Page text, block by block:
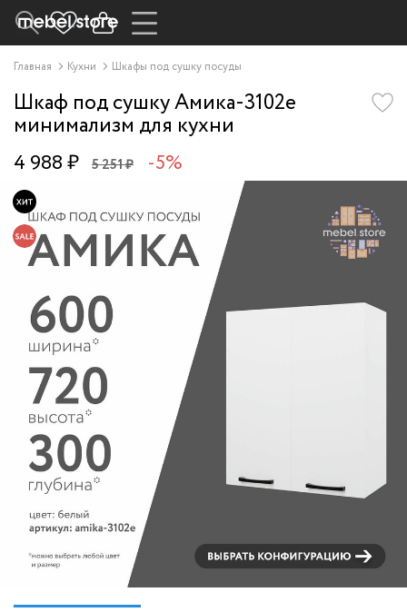
Главная Кухни Шкафы под сушку посуды
Шкаф под сушку Амика-3102e
минимализм для кухни
4 988 ₽ 5 251 ₽ -5%